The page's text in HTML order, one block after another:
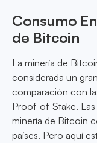
Consumo
de Bitcoin
La minería de
considerada un
comparación con
Proof-of-Stake.
minería de Bitcoin
países. Pero aquí